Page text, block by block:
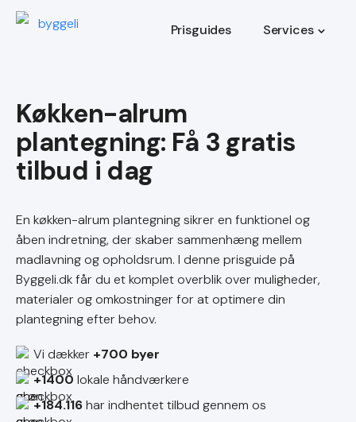
Prisguides Services
Køkken-alrum
plantegning
En køkken-alrum plantegning sikrer en funktionel og
åben indretning, der skaber sammenhæng mellem
madlavning og opholdsrum. I denne prisguide på
Byggeli.dk får du et komplet overblik over muligheder,
materialer og omkostninger for at optimere din
plantegning efter behov.
Vi dækker +700 byer
+1400 lokale håndværkere
+184.116har indhentet tilbud gennem os